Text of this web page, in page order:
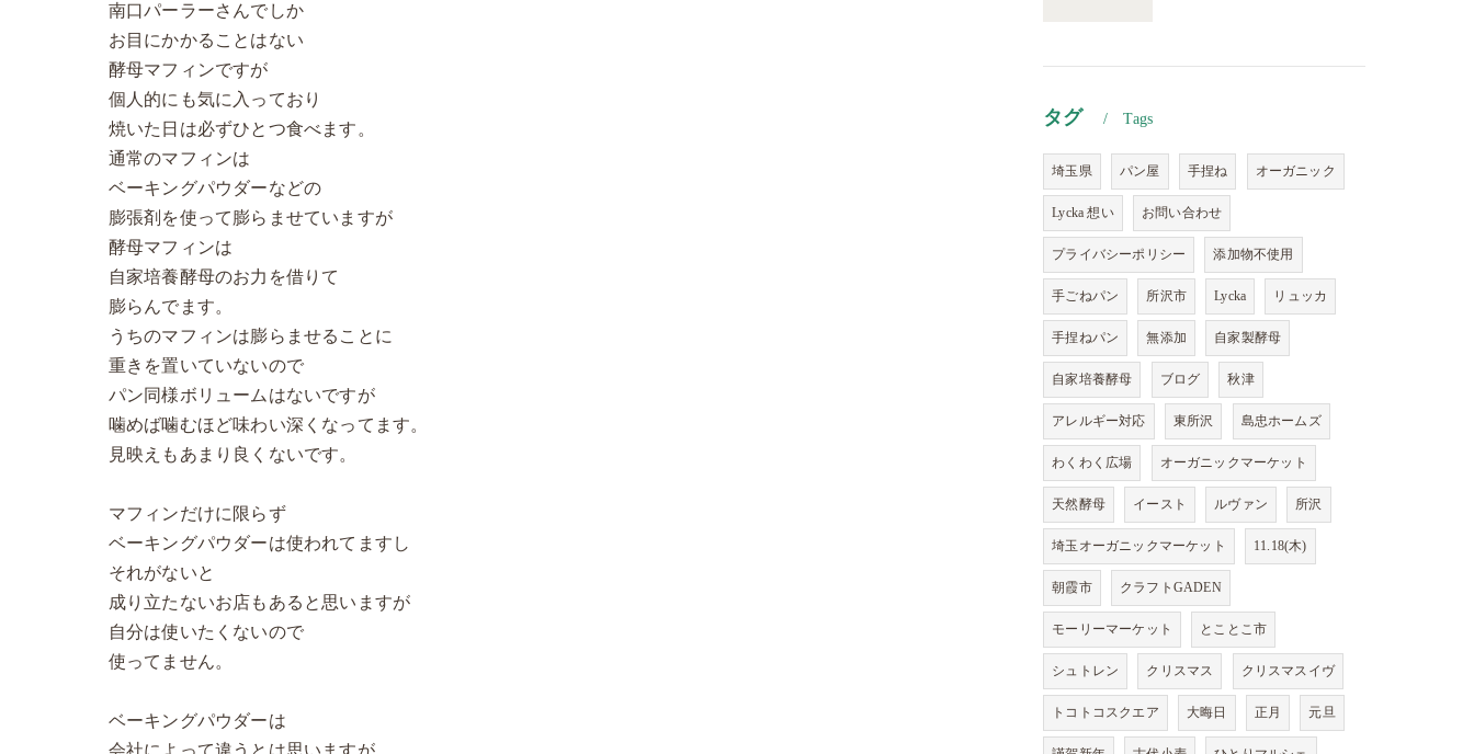
南口パーラーさんでしか
お目にかかることはない
酵母マフィンですが
個人的にも気に入っており
焼いた日は必ずひとつ食べます。
通常のマフィンは
ベーキングパウダーなどの
膨張剤を使って膨らませていますが
酵母マフィンは
自家培養酵母のお力を借りて
膨らんでます。
うちのマフィンは膨らませることに
重きを置いていないので
パン同様ボリュームはないですが
噛めば噛むほど味わい深くなってます。
見映えもあまり良くないです。
マフィンだけに限らず
ベーキングパウダーは使われてますし
それがないと
成り立たないお店もあると思いますが
自分は使いたくないので
使ってません。
ベーキングパウダーは
会社によって違うとは思いますが
タグ Tags
埼玉県 パン屋 手捏ね オーガニック
Lycka 想い お問い合わせ
プライバシーポリシー 添加物不使用
手ごねパン 所沢市 Lycka リュッカ
手捏ねパン 無添加 自家製酵母
自家培養酵母 ブログ 秋津
アレルギー対応 東所沢 島忠ホームズ
わくわく広場 オーガニックマーケット
天然酵母 イースト ルヴァン 所沢
埼玉オーガニックマーケット 11.18(木)
朝霞市 クラフトGADEN
モーリーマーケット とことこ市
シュトレン クリスマス クリスマスイヴ
トコトコスクエア 大晦日 正月 元旦